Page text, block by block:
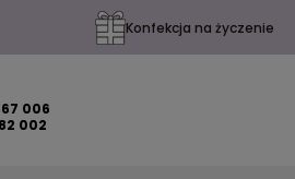
Konfekcja na życzenie
006
002